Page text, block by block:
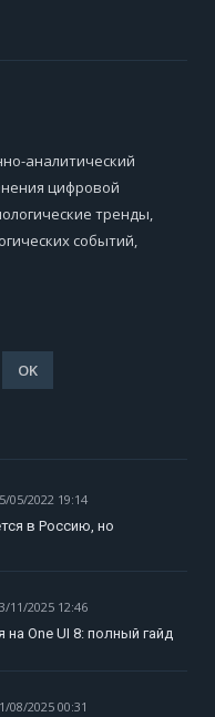
аналитический
цифровой
тренды,
событий,
05/2022 19:14
в Россию, но
11/2025 12:46
One UI 8: полный гайд
08/2025 00:31